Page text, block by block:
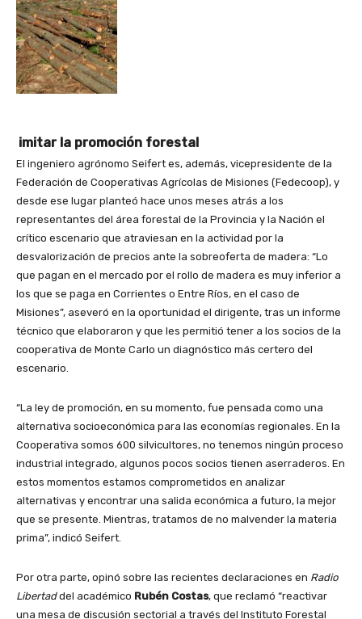
imitar la promoción forestal
El ingeniero agrónomo Seifert es, además, vicepresidente de la
Federación de Cooperativas Agrícolas de Misiones (Fedecoop), y
desde ese lugar planteó hace unos meses atrás a los
representantes del área forestal de la Provincia y la Nación el
crítico escenario que atraviesan en la actividad por la
desvalorización de precios ante la sobreoferta de madera: “Lo
que pagan en el mercado por el rollo de madera es muy inferior a
los que se paga en Corrientes o Entre Ríos, en el caso de
Misiones”, aseveró en la oportunidad el dirigente, tras un informe
técnico que elaboraron y que les permitió tener a los socios de la
cooperativa de Monte Carlo un diagnóstico más certero del
escenario.
“La ley de promoción, en su momento, fue pensada como una
alternativa socioeconómica para las economías regionales. En la
Cooperativa somos 600 silvicultores, no tenemos ningún proceso
industrial integrado, algunos pocos socios tienen aserraderos. En
estos momentos estamos comprometidos en analizar
alternativas y encontrar una salida económica a futuro, la mejor
que se presente. Mientras, tratamos de no malvender la materia
prima”, indicó Seifert.
Por otra parte, opinó sobre las recientes declaraciones en Radio
Libertaddel académico Rubén Costas, que reclamó “reactivar
una mesa de discusión sectorial a través del Instituto Forestal